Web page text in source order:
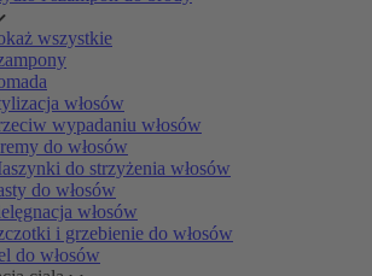
wszystkie
włosów
wypadaniu włosów
do włosów
do strzyżenia włosów
do włosów
włosów
i grzebienie do włosów
do włosów